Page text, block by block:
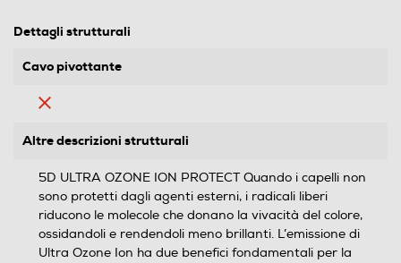
Dettagli strutturali
Cavo pivottante
Altre descrizioni strutturali
5D ULTRA OZONE ION PROTECT Quando i capelli non
sono protetti dagli agenti esterni, i radicali liberi
riducono le molecole che donano la vivacità del colore,
ossidandoli e rendendoli meno brillanti. L’emissione di
Ultra Ozone Ion ha due benefici fondamentali per la